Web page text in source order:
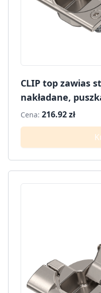
CLIP top zawias
nakładane,
Cena: 216.92 zł